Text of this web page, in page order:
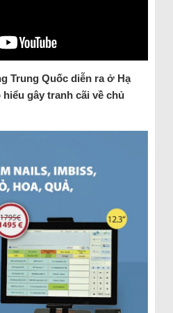
Trung Quốc diễn ra ở Hạ
gây tranh cãi về chủ